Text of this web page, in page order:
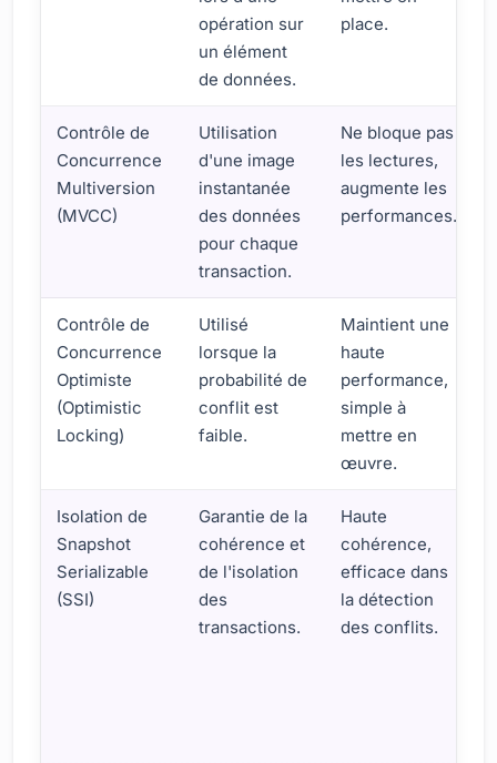
opération sur
un élément
de données.
place.
Contrôle de
Concurrence
Multiversion
(MVCC)
Utilisation
d'une image
instantanée
des données
pour chaque
transaction.
Ne bloque pas
les lectures,
augmente les
performances.
Contrôle de
Concurrence
Optimiste
(Optimistic
Locking)
Utilisé
lorsque la
probabilité de
conflit est
faible.
Maintient une
haute
performance,
simple à
mettre en
œuvre.
Isolation de
Snapshot
Serializable
(SSI)
Garantie de la
cohérence et
de l'isolation
des
transactions.
Haute
cohérence,
efficace dans
la détection
des conflits.